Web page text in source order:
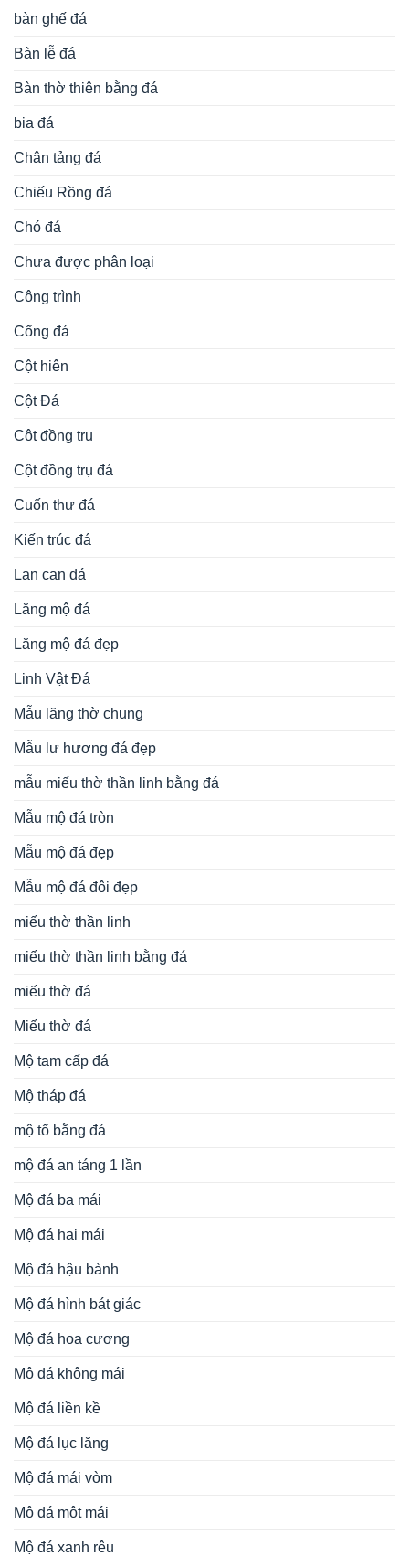
bàn ghế đá
Bàn lễ đá
Bàn thờ thiên bằng đá
bia đá
Chân tảng đá
Chiếu Rồng đá
Chó đá
Chưa được phân loại
Công trình
Cổng đá
Cột hiên
Cột Đá
Cột đồng trụ
Cột đồng trụ đá
Cuốn thư đá
Kiến trúc đá
Lan can đá
Lăng mộ đá
Lăng mộ đá đẹp
Linh Vật Đá
Mẫu lăng thờ chung
Mẫu lư hương đá đẹp
mẫu miếu thờ thần linh bằng đá
Mẫu mộ đá tròn
Mẫu mộ đá đẹp
Mẫu mộ đá đôi đẹp
miếu thờ thần linh
miếu thờ thần linh bằng đá
miếu thờ đá
Miếu thờ đá
Mộ tam cấp đá
Mộ tháp đá
mộ tổ bằng đá
mộ đá an táng 1 lần
Mộ đá ba mái
Mộ đá hai mái
Mộ đá hậu bành
Mộ đá hình bát giác
Mộ đá hoa cương
Mộ đá không mái
Mộ đá liền kề
Mộ đá lục lăng
Mộ đá mái vòm
Mộ đá một mái
Mộ đá xanh rêu